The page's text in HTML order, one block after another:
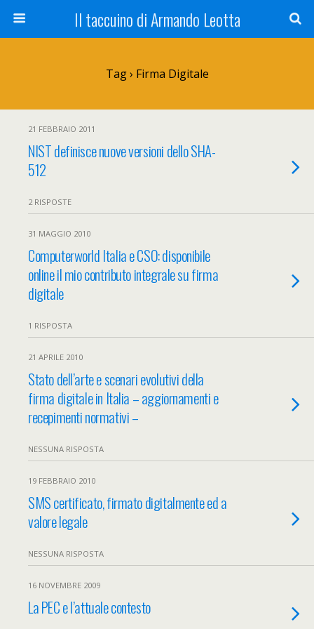
Il taccuino di Armando Leotta
Tag › Firma Digitale
21 FEBBRAIO 2011
NIST definisce nuove versioni dello SHA-
512
2 RISPOSTE
31 MAGGIO 2010
Computerworld Italia e CSO: disponibile
online il mio contributo integrale su firma
digitale
1 RISPOSTA
21 APRILE 2010
Stato dell’arte e scenari evolutivi della
firma digitale in Italia – aggiornamenti e
recepimenti normativi –
NESSUNA RISPOSTA
19 FEBBRAIO 2010
SMS certificato, firmato digitalmente ed a
valore legale
NESSUNA RISPOSTA
16 NOVEMBRE 2009
La PEC e l’attuale contesto